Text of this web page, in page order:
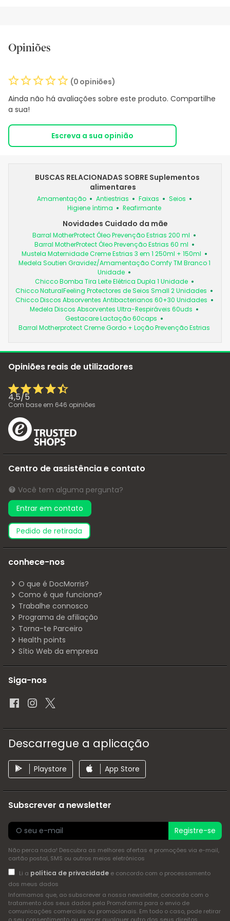
Opiniões
(0 opiniões)
Ainda não há avaliações sobre este produto. Compartilhe
a sua!
Escreva a sua opinião
BUSCAS RELACIONADAS SOBRE Suplementos
alimentares
Amamentação Antiestrias Faixas
Seios
Higiene íntima
Reafirmante
Novidades Cuidado da mãe
Barral MotherProtect Óleo Prevenção Estrias 200 ml
Barral MotherProtect Óleo Prevenção Estrias 60 ml
Mustela Maternidade Creme Estrias 3 em 1 250ml + 150ml
Medela Soutien Gravidez/Amamentação Comfy TM Branco 1
Unidade
Chicco Bomba Tira Leite Elétrica Dupla 1 Unidade
Chicco NaturalFeeling Protectores de Seios Small 2 Unidades
Chicco Discos Absorventes Antibacterianos 60+30 Unidades
Medela Discos Absorventes Ultra-Respiráveis 60uds
Gestacare Lactação 60caps
Barral Motherprotect Creme Gordo + Loção Prevenção Estrias
Opiniões reais de utilizadores
4,5/5
Com base em 646 opiniões
Centro de assistência e contato
Você tem alguma pergunta?
Entrar em contato
pedido de retirada
conhece-nos
O que é DocMorris?
Como é que funciona?
Trabalhe connosco
Programa de afiliação
Torna-te Parceiro
Health points
Sítio Web da empresa
Siga-nos
Descarregue a aplicação
Playstore App Store
Subscrever a newsletter
Registre-se
Não perca nada! Descubra as melhores ofertas e promoções via e-mail,
cartão postal, SMS ou outros meios eletrónicos
Li a política de privacidadee concordo com o processamento
dos meus dados
Informamos que, ao subscrever a nossa newsletter, concorda com o
tratamento dos seus dados pela Promofarma para o envio de
comunicações comerciais ou promocionais. Em todo o caso, pode retirar